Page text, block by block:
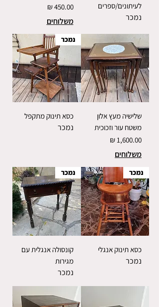
לעיתונים/ספרים
נמכר
מחיר‏450.00 ‏₪
משלוחים
שלישיה מעץ אלון
משטח עור וזכוכית
מחיר
משלוחים
נמכר
כסא תינוק מתקפל
נמכר
נמכר
כסא תינוק אנגלי
נמכר
נמכר
קונסולה אנגלית עם
מגירות
נמכר